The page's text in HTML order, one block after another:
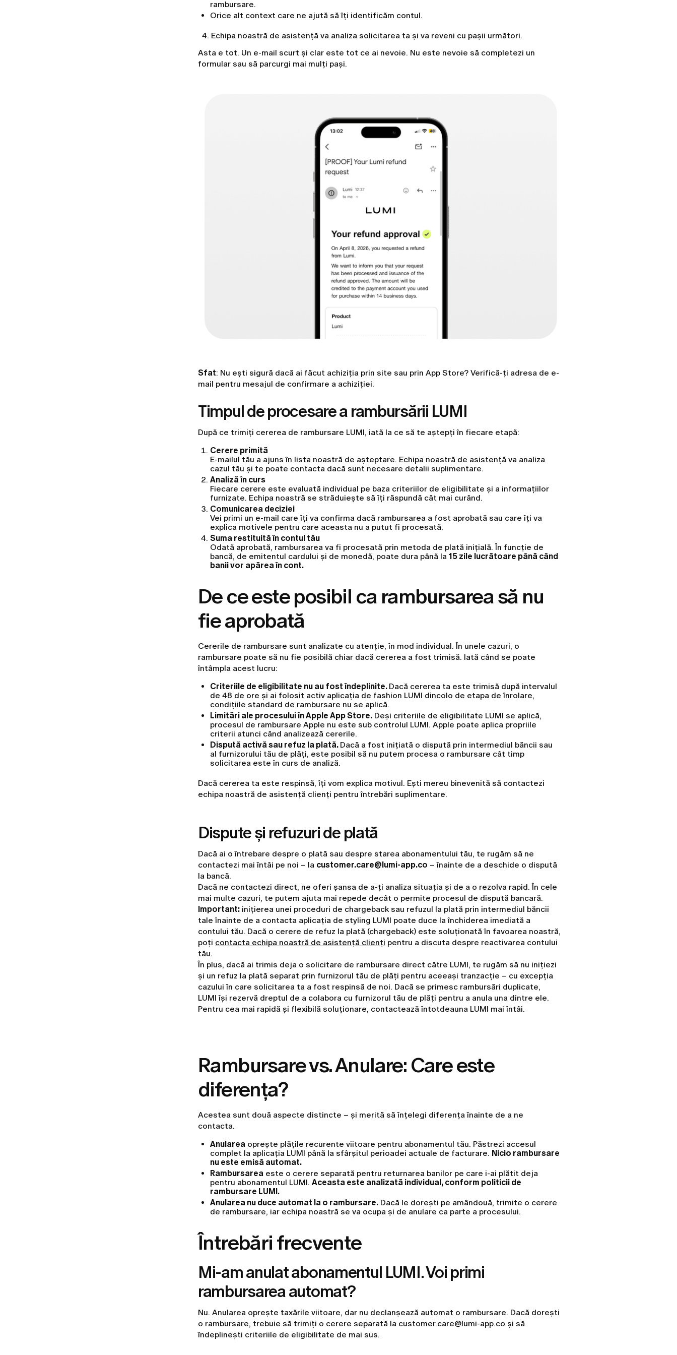
rambursare.
Orice alt context care ne ajută să îți identificăm contul.
4. Echipa noastră de asistență va analiza solicitarea ta și va reveni cu pașii următori.
Asta e tot. Un e-mail scurt și clar este tot ce ai nevoie. Nu este nevoie să completezi un
formular sau să parcurgi mai mulți pași.
Sfat: Nu ești sigură dacă ai făcut achiziția prin site sau prin App Store? Verifică-ți adresa de e-
mail pentru mesajul de confirmare a achiziției.
Timpul de procesare a rambursării LUMI
După ce trimiți cererea de rambursare LUMI, iată la ce să te aștepți în fiecare etapă:
Cerere primită
E-mailul tău a ajuns în lista noastră de așteptare. Echipa noastră de asistență va analiza
cazul tău și te poate contacta dacă sunt necesare detalii suplimentare.
Analiză în curs
Fiecare cerere este evaluată individual pe baza criteriilor de eligibilitate și a informațiilor
furnizate. Echipa noastră se străduiește să îți răspundă cât mai curând.
Comunicarea deciziei
Vei primi un e-mail care îți va confirma dacă rambursarea a fost aprobată sau care îți va
explica motivele pentru care aceasta nu a putut fi procesată.
Suma restituită în contul tău
Odată aprobată, rambursarea va fi procesată prin metoda de plată inițială. În funcție de
bancă, de emitentul cardului și de monedă, poate dura până la 15 zile lucrătoare până când
banii vor apărea în cont.
De ce este posibil ca rambursarea să nu
fie aprobată
Cererile de rambursare sunt analizate cu atenție, în mod individual. În unele cazuri, o
rambursare poate să nu fie posibilă chiar dacă cererea a fost trimisă. Iată când se poate
întâmpla acest lucru:
Criteriile de eligibilitate nu au fost îndeplinite. Dacă cererea ta este trimisă după intervalul
de 48 de ore și ai folosit activ aplicația de fashion LUMI dincolo de etapa de înrolare,
condițiile standard de rambursare nu se aplică.
Limitări ale procesului în Apple App Store. Deși criteriile de eligibilitate LUMI se aplică,
procesul de rambursare Apple nu este sub controlul LUMI. Apple poate aplica propriile
criterii atunci când analizează cererile.
Dispută activă sau refuz la plată. Dacă a fost inițiată o dispută prin intermediul băncii sau
al furnizorului tău de plăți, este posibil să nu putem procesa o rambursare cât timp
solicitarea este în curs de analiză.
Dacă cererea ta este respinsă, îți vom explica motivul. Ești mereu binevenită să contactezi
echipa noastră de asistență clienți pentru întrebări suplimentare.
Dispute și refuzuri de plată
Dacă ai o întrebare despre o plată sau despre starea abonamentului tău, te rugăm să ne
contactezi mai întâi pe noi – la customer.care@lumi-app.co – înainte de a deschide o dispută
la bancă.
Dacă ne contactezi direct, ne oferi șansa de a-ți analiza situația și de a o rezolva rapid. În cele
mai multe cazuri, te putem ajuta mai repede decât o permite procesul de dispută bancară.
Important: inițierea unei proceduri de chargeback sau refuzul la plată prin intermediul băncii
tale înainte de a contacta aplicația de styling LUMI poate duce la închiderea imediată a
contului tău. Dacă o cerere de refuz la plată (chargeback) este soluționată în favoarea noastră,
poți contacta echipa noastră de asistență clienți pentru a discuta despre reactivarea contului
tău.
În plus, dacă ai trimis deja o solicitare de rambursare direct către LUMI, te rugăm să nu inițiezi
și un refuz la plată separat prin furnizorul tău de plăți pentru aceeași tranzacție – cu excepția
cazului în care solicitarea ta a fost respinsă de noi. Dacă se primesc rambursări duplicate,
LUMI își rezervă dreptul de a colabora cu furnizorul tău de plăți pentru a anula una dintre ele.
Pentru cea mai rapidă și flexibilă soluționare, contactează întotdeauna LUMI mai întâi.
Rambursare vs. Anulare: Care este
diferența?
Acestea sunt două aspecte distincte – și merită să înțelegi diferența înainte de a ne
contacta.
Anularea oprește plățile recurente viitoare pentru abonamentul tău. Păstrezi accesul
complet la aplicația LUMI până la sfârșitul perioadei actuale de facturare. Nicio rambursare
nu este emisă automat.
Rambursarea este o cerere separată pentru returnarea banilor pe care i-ai plătit deja
pentru abonamentul LUMI. Aceasta este analizată individual, conform politicii de
rambursare LUMI.
Anularea nu duce automat la o rambursare. Dacă le dorești pe amândouă, trimite o cerere
de rambursare, iar echipa noastră se va ocupa și de anulare ca parte a procesului.
Întrebări frecvente
Mi-am anulat abonamentul LUMI. Voi primi
rambursarea automat?
Nu. Anularea oprește taxările viitoare, dar nu declanșează automat o rambursare. Dacă dorești
o rambursare, trebuie să trimiți o cerere separată la customer.care@lumi-app.co și să
îndeplinești criteriile de eligibilitate de mai sus.